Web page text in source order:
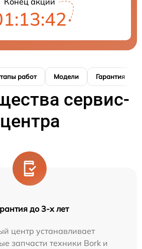
работ Модели Гарантия
сервис-
центра
до 3-х лет
центр устанавливает
запчасти техники Bork и